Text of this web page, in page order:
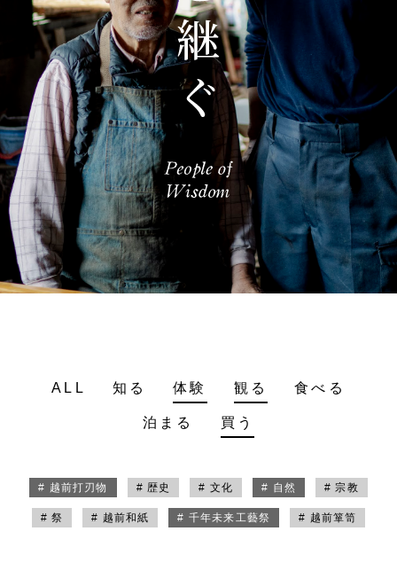
ALL 知る 体験 観る 食べる
泊まる 買う
# 越前打刃物 # 歴史 # 文化 # 自然 # 宗教
# 祭 # 越前和紙 # 千年未来工藝祭 # 越前箪笥